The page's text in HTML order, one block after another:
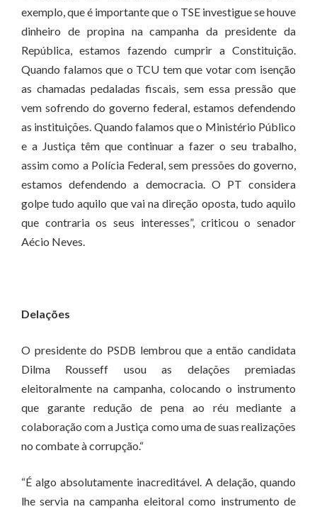
exemplo, que é importante que o TSE investigue se houve
dinheiro de propina na campanha da presidente da
República, estamos fazendo cumprir a Constituição.
Quando falamos que o TCU tem que votar com isenção
as chamadas pedaladas fiscais, sem essa pressão que
vem sofrendo do governo federal, estamos defendendo
as instituições. Quando falamos que o Ministério Público
e a Justiça têm que continuar a fazer o seu trabalho,
assim como a Polícia Federal, sem pressões do governo,
estamos defendendo a democracia. O PT considera
golpe tudo aquilo que vai na direção oposta, tudo aquilo
que contraria os seus interesses”, criticou o senador
Aécio Neves.
Delações
O presidente do PSDB lembrou que a então candidata
Dilma Rousseff usou as delações premiadas
eleitoralmente na campanha, colocando o instrumento
que garante redução de pena ao réu mediante a
colaboração com a Justiça como uma de suas realizações
no combate à corrupção.“
“É algo absolutamente inacreditável. A delação, quando
lhe servia na campanha eleitoral como instrumento de